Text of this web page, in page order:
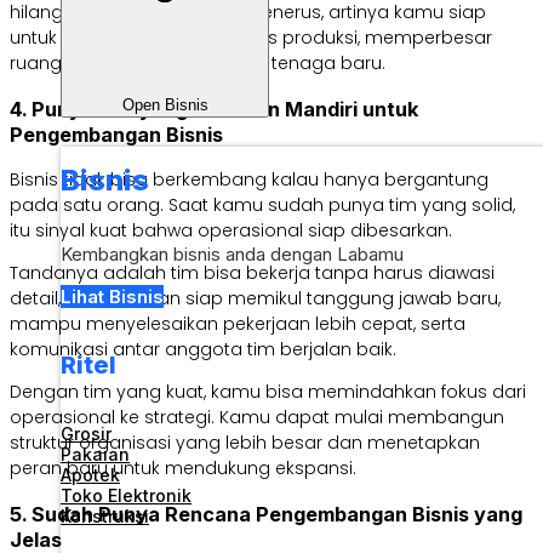
Open Bisnis
Bisnis
Kembangkan bisnis anda dengan Labamu
Lihat Bisnis
Ritel
Grosir
Pakaian
Apotek
Toko Elektronik
Konstruksi
hilang. Jika ini terjadi terus-menerus, artinya kamu siap
untuk meningkatkan kapasitas produksi, memperbesar
ruang kerja, atau menambah tenaga baru.
4. Punya Tim yang Kuat dan Mandiri untuk
Pengembangan Bisnis
Bisnis tidak bisa berkembang kalau hanya bergantung
pada satu orang. Saat kamu sudah punya tim yang solid,
itu sinyal kuat bahwa operasional siap dibesarkan.
Tandanya adalah tim bisa bekerja tanpa harus diawasi
detail, antusias dan siap memikul tanggung jawab baru,
mampu menyelesaikan pekerjaan lebih cepat, serta
komunikasi antar anggota tim berjalan baik.
Dengan tim yang kuat, kamu bisa memindahkan fokus dari
operasional ke strategi. Kamu dapat mulai membangun
struktur organisasi yang lebih besar dan menetapkan
peran baru untuk mendukung ekspansi.
5. Sudah Punya Rencana Pengembangan Bisnis yang
Jelas